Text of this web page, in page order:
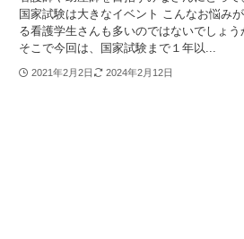
国家試験は大きなイベント こんなお悩み
る看護学生さんも多いのではないでしょう
そこで今回は、国家試験まで１年以...
2021年2月2日 2024年2月12日